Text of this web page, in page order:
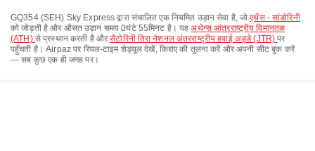
GQ354(SEH) Sky Express द्वारा संचालित एक नियमित उड़ान सेवा है, जोएथेंस - सांडोरिनी
को जोड़ती है और औसत उड़ान समय0घंटे 55मिनट है। यहअथेन्स आंतरराष्ट्रीय विमानतळ
(ATH) से प्रस्थान करती है औरसेंटोरिनी तिरा नेशनल अंतरराष्ट्रीय हवाई अड्डे (JTR)पर
पहुँचती है। Airpaz पर रियल-टाइम शेड्यूल देखें, किराए की तुलना करें और अपनी सीट बुक करें
— सब कुछ एक ही जगह पर।